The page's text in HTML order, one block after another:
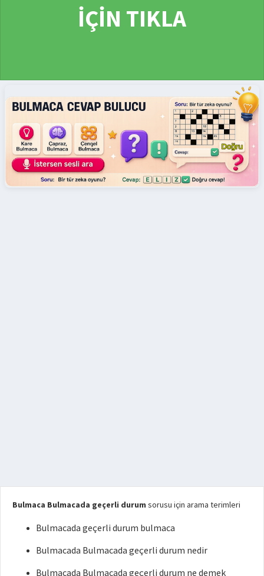
İÇİN TIKLA
Bulmaca Bulmacada geçerli durum sorusu için arama terimleri
Bulmacada geçerli durum bulmaca
Bulmacada Bulmacada geçerli durum nedir
Bulmacada Bulmacada geçerli durum ne demek